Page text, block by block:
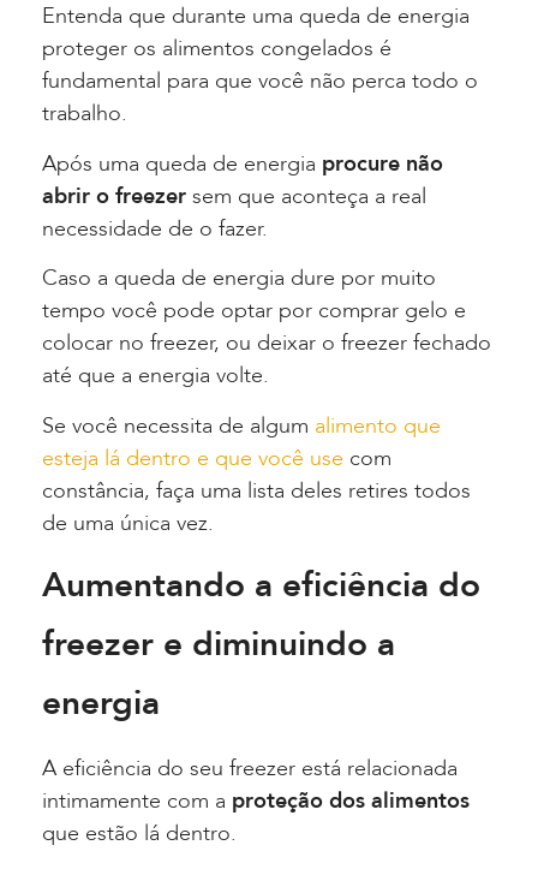
Entenda que durante uma queda de energia
proteger os alimentos congelados é
fundamental para que você não perca todo o
trabalho.
Após uma queda de energia procure não
abrir o freezer sem que aconteça a real
necessidade de o fazer.
Caso a queda de energia dure por muito
tempo você pode optar por comprar gelo e
colocar no freezer, ou deixar o freezer fechado
até que a energia volte.
Se você necessita de algum alimento que
esteja lá dentro e que você use com
constância, faça uma lista deles retires todos
de uma única vez.
Aumentando a eficiência do
freezer e diminuindo a
energia
A eficiência do seu freezer está relacionada
intimamente com a proteção dos alimentos
que estão lá dentro.